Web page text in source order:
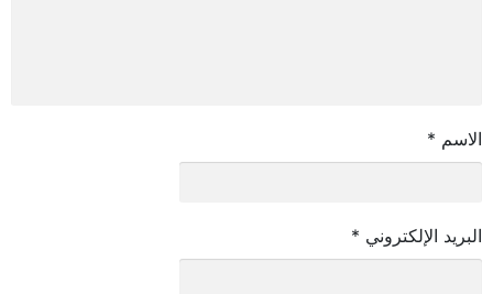
الاسم *
البريد الإلكتروني *